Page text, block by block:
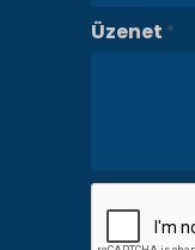
Üzenet *